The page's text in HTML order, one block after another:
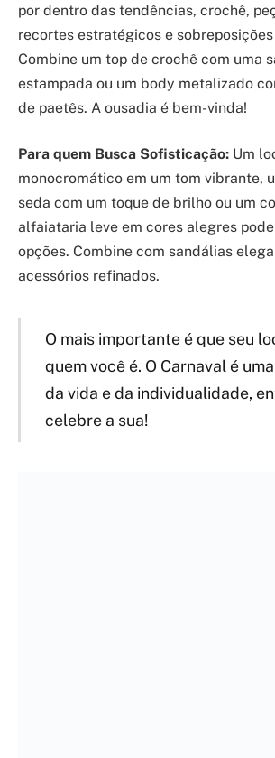
por dentro das tendências, crochê,
recortes estratégicos e
Combine um top de crochê com uma
estampada ou um body metalizado
de paetês. A ousadia é bem-vinda!
Para quem Busca Sofisticação: Um
monocromático em um tom vibrante,
seda com um toque de brilho ou um
alfaiataria leve em cores alegres
opções. Combine com sandálias
acessórios refinados.
O mais importante é que seu
quem você é. O Carnaval é
da vida e da individualidade,
celebre a sua!